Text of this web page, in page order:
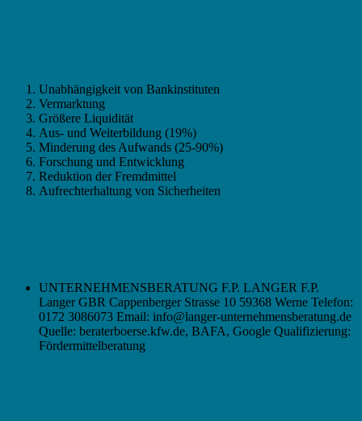
Unabhängigkeit von Bankinstituten
Vermarktung
Größere Liquidität
Aus- und Weiterbildung (19%)
Minderung des Aufwands (25-90%)
Forschung und Entwicklung
Reduktion der Fremdmittel
Aufrechterhaltung von Sicherheiten
UNTERNEHMENSBERATUNG F.P. LANGER F.P.
Langer GBR Cappenberger Strasse 10 59368 Werne Telefon:
0172 3086073 Email: info@langer-unternehmensberatung.de
Quelle: beraterboerse.kfw.de, BAFA, Google Qualifizierung:
Fördermittelberatung